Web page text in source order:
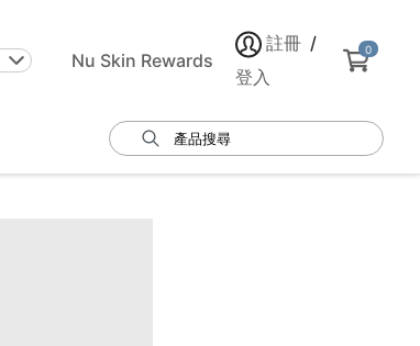
Nu Skin Rewards
註冊 /
登入
0